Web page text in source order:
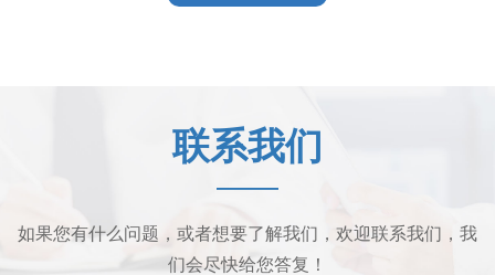
如果您有什么问题，或者想要了解我们，欢迎联系我们，我
们会尽快给您答复！
联系我们
——